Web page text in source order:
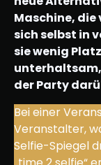
Maschine, die
sich selbst in
sie wenig
unterhaltsam,
der Party
Bei einer
Veranstalter,
Selfie-Spiegel